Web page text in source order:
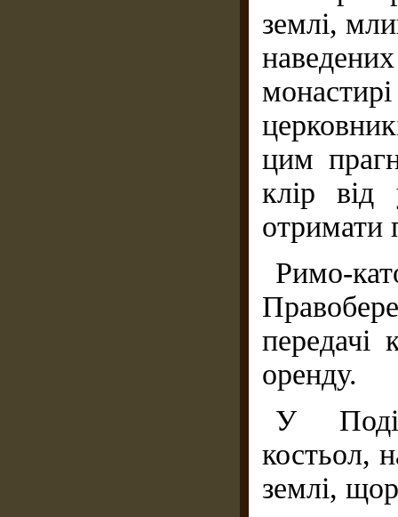
землі,
цим
клір
отримати
Римо-
передачі
оренду.
У
костьол,
землі,